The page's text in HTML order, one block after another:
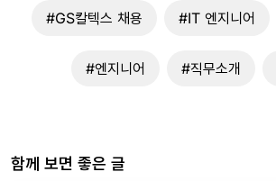
#GS칼텍스 채용 #IT 엔지니어
#엔지니어 #직무소개
함께 보면 좋은 글